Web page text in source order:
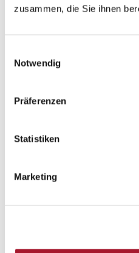
zusammen, die Sie ihnen
Notwendig
Präferenzen
Statistiken
Marketing